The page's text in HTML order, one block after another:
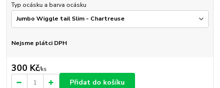
Typ ocásku a barva ocásku
Nejsme plátci DPH
300 Kč/ks
Přidat do košíku